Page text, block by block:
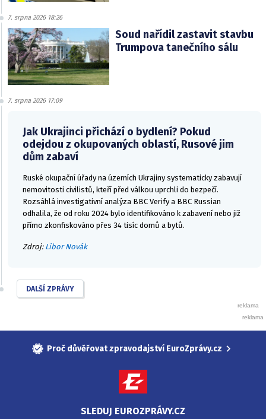
7. srpna 2026 18:26
Soud nařídil zastavit stavbu
Trumpova tanečního sálu
7. srpna 2026 17:09
Jak Ukrajinci přichází o bydlení? Pokud
odejdou z okupovaných oblastí, Rusové jim
dům zabaví
Ruské okupační úřady na územích Ukrajiny systematicky zabavují
nemovitosti civilistů, kteří před válkou uprchli do bezpečí.
Rozsáhlá investigativní analýza BBC Verify a BBC Russian
odhalila, že od roku 2024 bylo identifikováno k zabavení nebo již
přímo zkonfiskováno přes 34 tisíc domů a bytů.
Zdroj: Libor Novák
DALŠÍ ZPRÁVY
Proč důvěřovat zpravodajství EuroZprávy.cz
SLEDUJ EUROZPRÁVY.CZ